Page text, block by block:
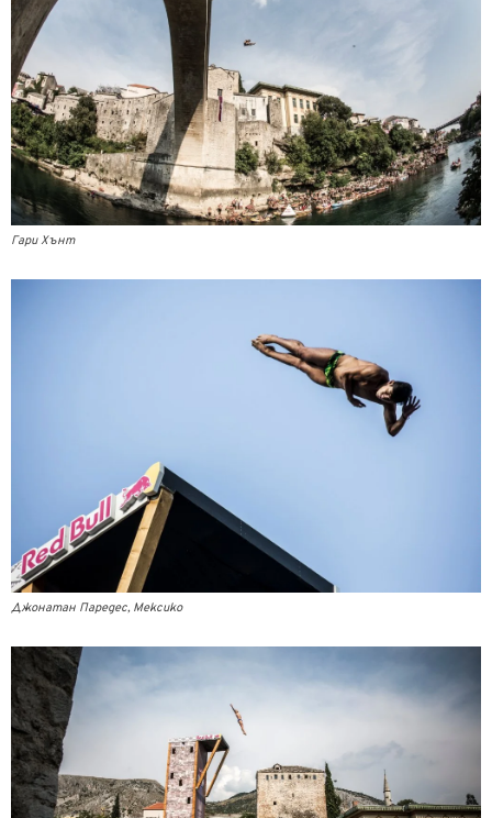
Гари Хънт
Джонатан Паредес, Мексико